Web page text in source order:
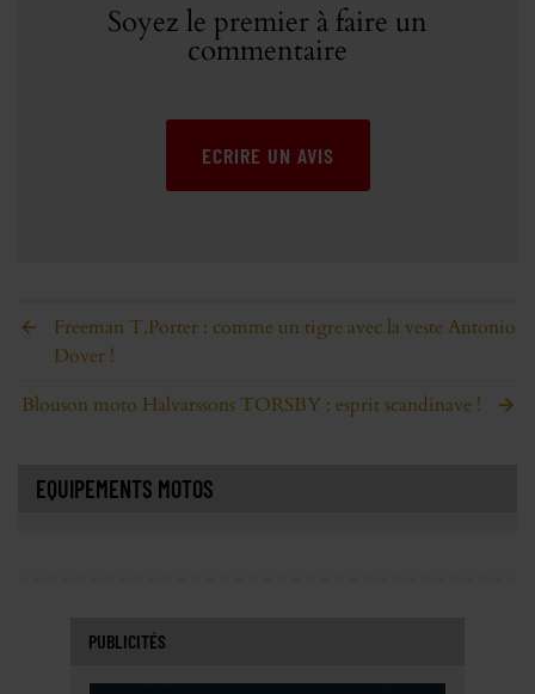
Soyez le premier à faire un
commentaire
ECRIRE UN AVIS
Freeman T.Porter : comme un tigre avec la veste Antonio
Dover !
Blouson moto Halvarssons TORSBY : esprit scandinave !
EQUIPEMENTS MOTOS
PUBLICITÉS